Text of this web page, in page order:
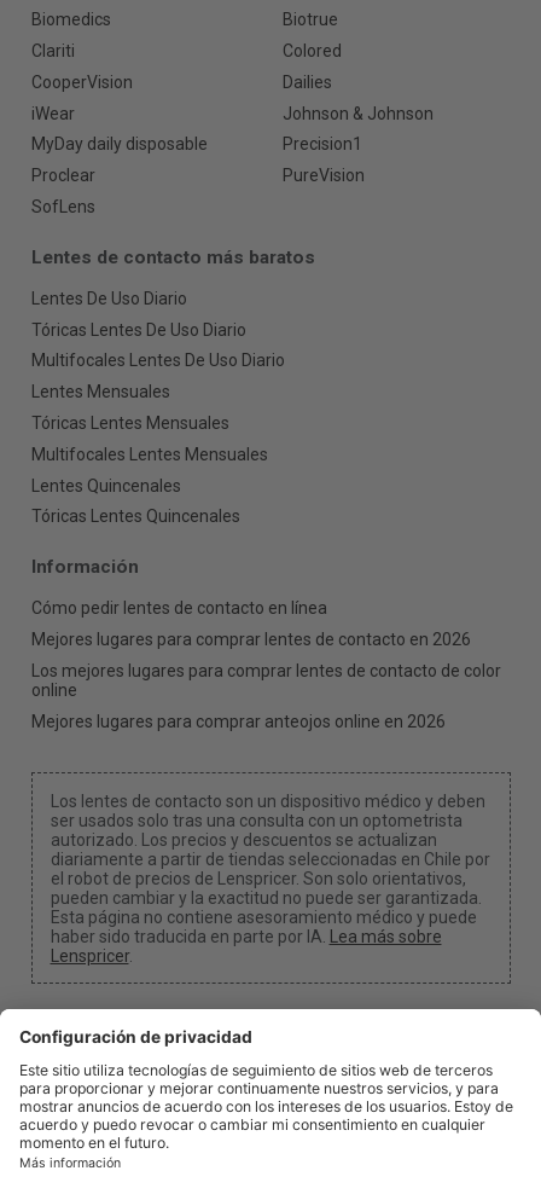
Biomedics
Biotrue
Clariti
Colored
CooperVision
Dailies
iWear
Johnson & Johnson
MyDay daily disposable
Precision1
Proclear
PureVision
SofLens
Lentes de contacto más baratos
Lentes De Uso Diario
Tóricas Lentes De Uso Diario
Multifocales Lentes De Uso Diario
Lentes Mensuales
Tóricas Lentes Mensuales
Multifocales Lentes Mensuales
Lentes Quincenales
Tóricas Lentes Quincenales
Información
Cómo pedir lentes de contacto en línea
Mejores lugares para comprar lentes de contacto en 2026
Los mejores lugares para comprar lentes de contacto de color
online
Mejores lugares para comprar anteojos online en 2026
Los lentes de contacto son un dispositivo médico y deben
ser usados solo tras una consulta con un optometrista
autorizado. Los precios y descuentos se actualizan
diariamente a partir de tiendas seleccionadas en Chile por
el robot de precios de Lenspricer. Son solo orientativos,
pueden cambiar y la exactitud no puede ser garantizada.
Esta página no contiene asesoramiento médico y puede
haber sido traducida en parte por IA. Lea más sobre
Lenspricer.
Configuración de cookies
Podemos recibir una comisión si usa uno de nuestros